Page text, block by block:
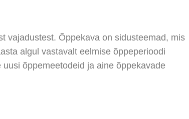
vajadustest. Õppekava on sidusteemad, mis
algul vastavalt eelmise õppeperioodi
õppemeetodeid ja aine õppekavade